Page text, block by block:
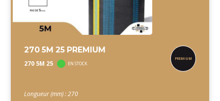
270 5M 25 PREMIUM
270 5M 25 EN STOCK
Longueur (mm) : 270